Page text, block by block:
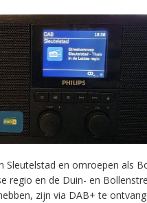
Sleutelstad en omroepen als
regio en de Duin- en
zijn via DAB+ te